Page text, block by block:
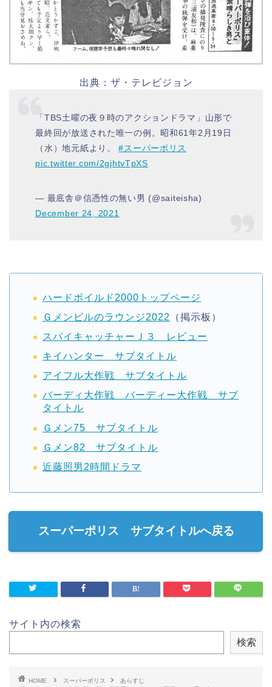
出典：ザ・テレビジョン
「TBS土曜の夜９時のアクションドラマ」山形で
最終回が放送された唯一の例。昭和61年2月19日
（水）地元紙より。#スーパーポリス
pic.twitter.com/2gjhtvTpXS
— 最底舎＠信憑性の無い男 (@saiteisha)
December 24, 2021
ハードボイルド2000トップページ
Ｇメンビルのラウンジ2022
（掲示板）
スパイキャッチャーＪ３ レビュー
キイハンター サブタイトル
アイフル大作戦 サブタイトル
バーディ大作戦 バーディー大作戦 サブ
タイトル
Ｇメン75 サブタイトル
Ｇメン82 サブタイトル
近藤照男2時間ドラマ
スーパーポリス サブタイトルへ戻る
サイト内の検索
検索
HOME スーパーポリス
あらすじ